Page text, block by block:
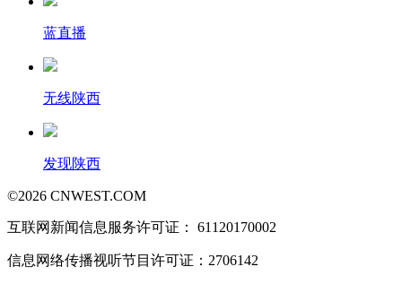
蓝直播
无线陕西
发现陕西
©2026 CNWEST.COM
互联网新闻信息服务许可证： 61120170002
信息网络传播视听节目许可证：2706142